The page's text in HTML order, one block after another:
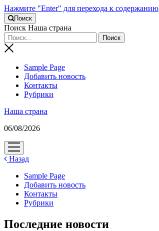
Нажмите "Enter" для перехода к содержанию
Поиск
Поиск Наша страна
Sample Page
Добавить новость
Контакты
Рубрики
Наша страна
06/08/2026
открыть
меню
Назад
Sample Page
Добавить новость
Контакты
Рубрики
Последние новости